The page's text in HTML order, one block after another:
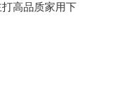
高品质家用下